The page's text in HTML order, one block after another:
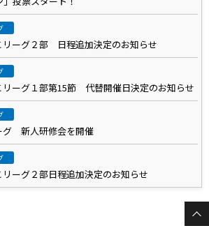
リーグ２部 日程追加決定のお知らせ
リーグ１部第15節 代替開催日決定のお知らせ
グ 新人研修会を開催
ーグ２部日程追加決定のお知らせ